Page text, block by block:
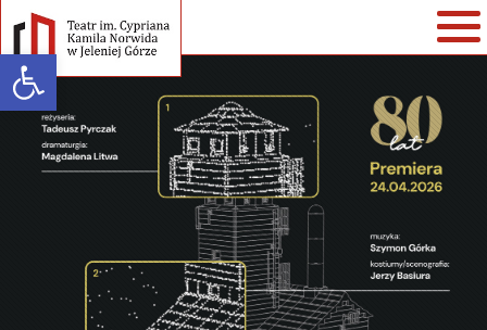
Open toolbar